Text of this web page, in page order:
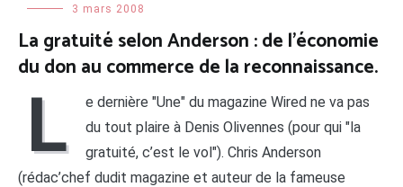
3 mars 2008
La gratuité selon Anderson : de l’économie
du don au commerce de la reconnaissance.
L
e dernière "Une" du magazine Wired ne va pas
du tout plaire à Denis Olivennes (pour qui "la
gratuité, c’est le vol"). Chris Anderson
(rédac’chef dudit magazine et auteur de la fameuse